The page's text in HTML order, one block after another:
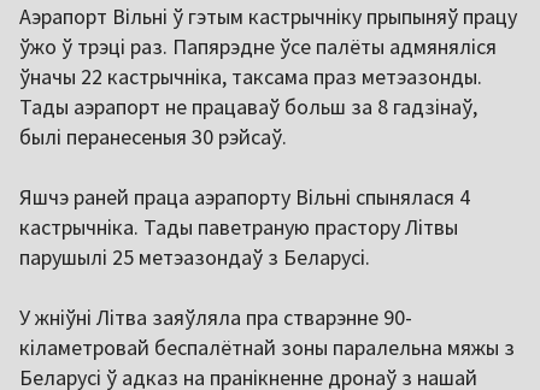
Аэрапорт Вільні ў гэтым кастрычніку прыпыняў працу
ўжо ў трэці раз. Папярэдне ўсе палёты адмяняліся
ўначы 22 кастрычніка, таксама праз метэазонды.
Тады аэрапорт не працаваў больш за 8 гадзінаў,
былі перанесеныя 30 рэйсаў.
Яшчэ раней праца аэрапорту Вільні спынялася 4
кастрычніка. Тады паветраную прастору Літвы
парушылі 25 метэазондаў з Беларусі.
У жніўні Літва заяўляла пра стварэнне 90-
кіламетровай беспалётнай зоны паралельна мяжы з
Беларусі ў адказ на пранікненне дронаў з нашай